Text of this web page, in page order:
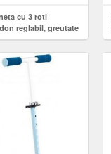
cu 3 roti
reglabil, greutate